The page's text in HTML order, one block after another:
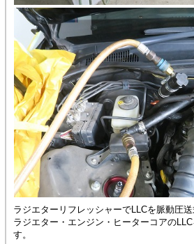
ラジエターリフレッシャーでLLCを脈動圧送
ラジエター・エンジン・ヒーターコアの
す。